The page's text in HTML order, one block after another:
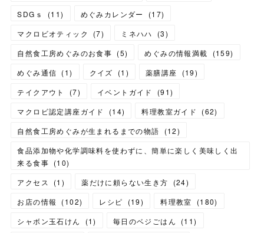
SDGｓ
(11) めぐみカレンダー (17)
マクロビオティック
(7) ミネハハ (3)
自然食工房めぐみのお食事 (5) めぐみの情報満載 (159)
めぐみ通信 (1) クイズ (1 ) 薬膳講座 (19)
テイクアウト
(7) イベントガイド (91)
マクロビ認定講座ガイド
(14) 料理教室ガイド (62)
自然食工房めぐみが生まれるまでの物語
(12)
食品添加物や化学調味料を使わずに、簡単に楽しく美味しく出
来る食事 (10)
アクセス
(1 ) 薬だけに頼らない生き方 (24)
お店の情報
(102) レシピ (19) 料理教室 (180)
シャボン玉石けん
(1) 毎日のベジごはん (11)